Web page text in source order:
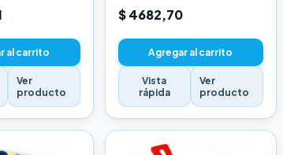
22CM
al carrito
Ver
producto
$ 4682,70
Agregar al carrito
Vista
rápida
Ver
producto